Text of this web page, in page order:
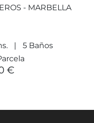
- MARBELLA
5 Baños
€